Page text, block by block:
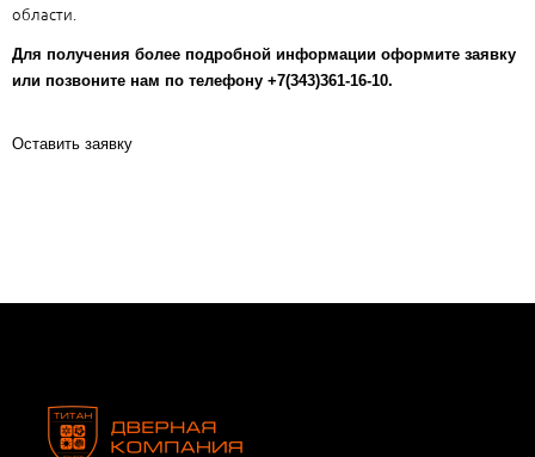
области.
Для получения более подробной информации оформите заявку
или позвоните нам по телефону +7(343)361-16-10.
Оставить заявку